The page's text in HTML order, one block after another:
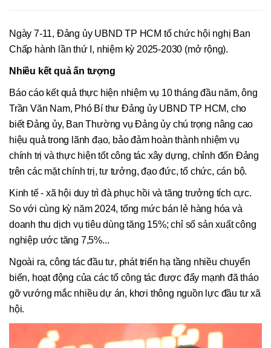
Ngày 7-11, Đảng ủy UBND TP HCM tổ chức hội nghị Ban
Chấp hành lần thứ I, nhiệm kỳ 2025-2030 (mở rộng).
Nhiều kết quả ấn tượng
Báo cáo kết quả thực hiện nhiệm vụ 10 tháng đầu năm, ông
Trần Văn Nam, Phó Bí thư Đảng ủy UBND TP HCM, cho
biết Đảng ủy, Ban Thường vụ Đảng ủy chú trọng nâng cao
hiệu quả trong lãnh đạo, bảo đảm hoàn thành nhiệm vụ
chính trị và thực hiện tốt công tác xây dựng, chỉnh đốn Đảng
trên các mặt chính trị, tư tưởng, đạo đức, tổ chức, cán bộ.
Kinh tế - xã hội duy trì đà phục hồi và tăng trưởng tích cực.
So với cùng kỳ năm 2024, tổng mức bán lẻ hàng hóa và
doanh thu dịch vụ tiêu dùng tăng 15%; chỉ số sản xuất công
nghiệp ước tăng 7,5%...
Ngoài ra, công tác đầu tư, phát triển hạ tầng nhiều chuyển
biến, hoạt động của các tổ công tác được đẩy mạnh đã tháo
gỡ vướng mắc nhiều dự án, khơi thông nguồn lực đầu tư xã
hội.